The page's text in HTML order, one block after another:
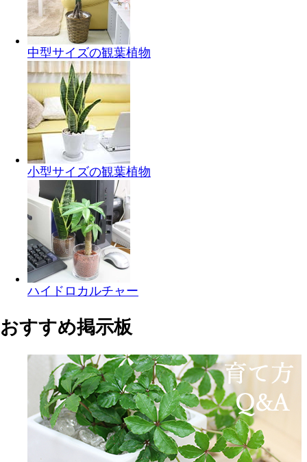
中型サイズの観葉植物
小型サイズの観葉植物
ハイドロカルチャー
おすすめ掲示板